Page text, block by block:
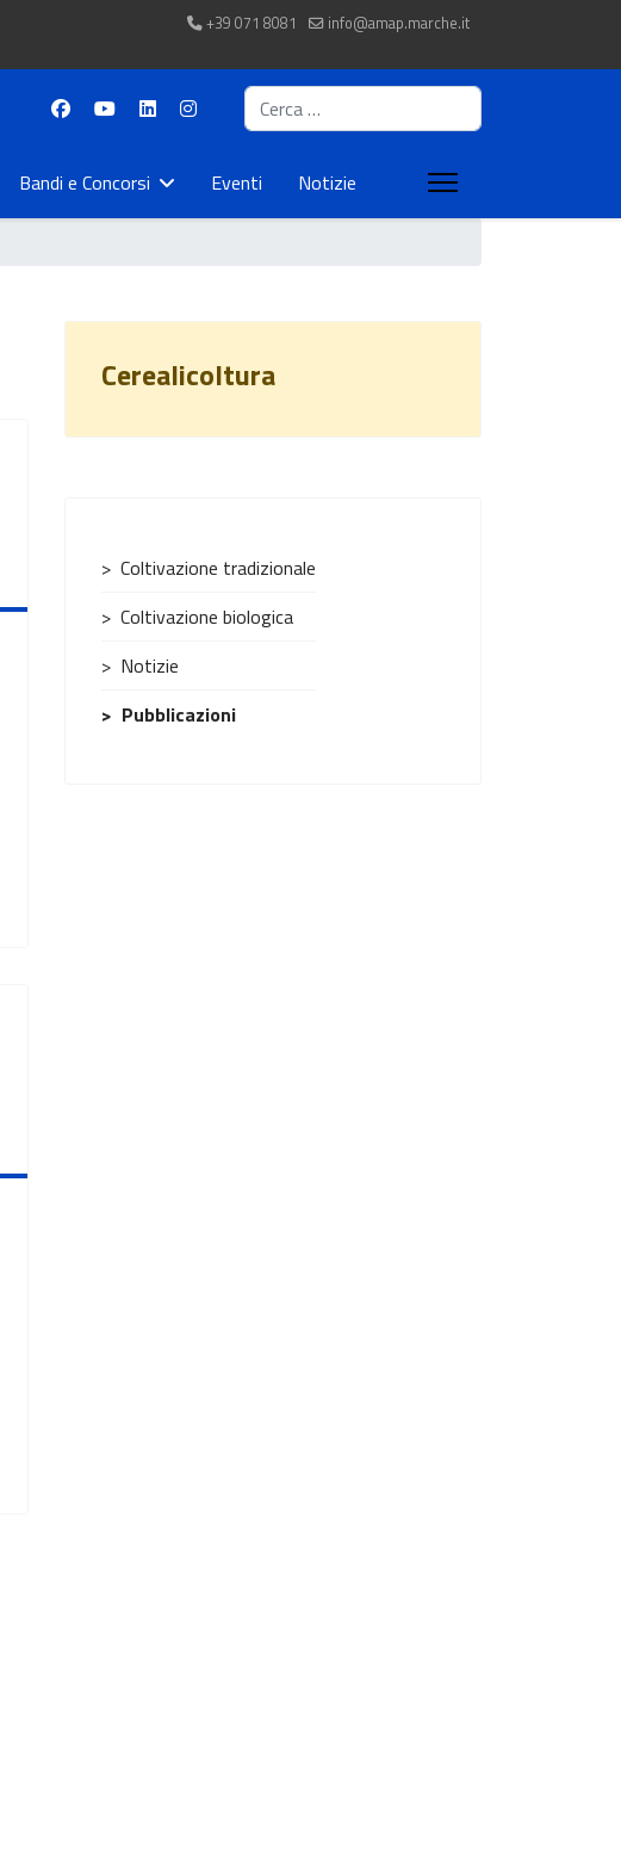
+39 071 8081 info@amap.marche.it
Cerca
Bandi e Concorsi Eventi Notizie
Cerealicoltura
Coltivazione tradizionale
Coltivazione biologica
Notizie
Pubblicazioni